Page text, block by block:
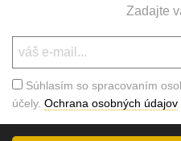
Zadajte
Súhlasím so spracovaním
účely. Ochrana osobných údajov